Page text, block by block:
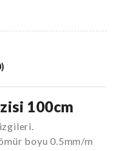
100cm
boyu 0.5mm/m